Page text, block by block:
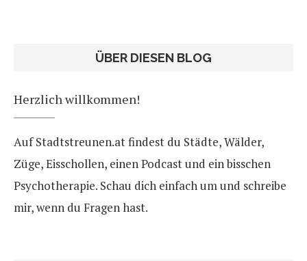
ÜBER DIESEN BLOG
Herzlich willkommen!
Auf Stadtstreunen.at findest du Städte, Wälder,
Züge, Eisschollen, einen Podcast und ein bisschen
Psychotherapie. Schau dich einfach um und schreibe
mir, wenn du Fragen hast.